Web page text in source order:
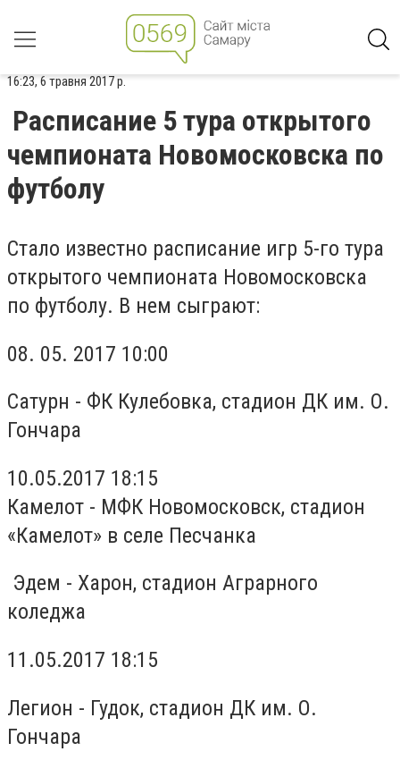
16:23, 6 травня 2017 р.
Расписание 5 тура открытого
чемпионата Новомосковска по
футболу
Стало известно расписание игр 5-го тура
открытого чемпионата Новомосковска
по футболу. В нем сыграют:
08. 05. 2017 10:00
Сатурн - ФК Кулебовка, стадион ДК им. О.
Гончара
10.05.2017 18:15
Камелот - МФК Новомосковск, стадион
«Камелот» в селе Песчанка
Эдем - Харон, стадион Аграрного
коледжа
11.05.2017 18:15
Легион - Гудок, стадион ДК им. О.
Гончара